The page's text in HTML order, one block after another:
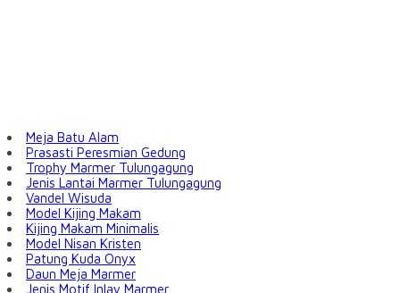
Meja Batu Alam
Prasasti Peresmian Gedung
Trophy Marmer Tulungagung
Jenis Lantai Marmer Tulungagung
Vandel Wisuda
Model Kijing Makam
Kijing Makam Minimalis
Model Nisan Kristen
Patung Kuda Onyx
Daun Meja Marmer
Jenis Motif Inlay Marmer